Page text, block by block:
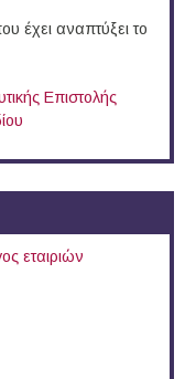
έχει αναπτύξει το
Επιστολής
εταιριών